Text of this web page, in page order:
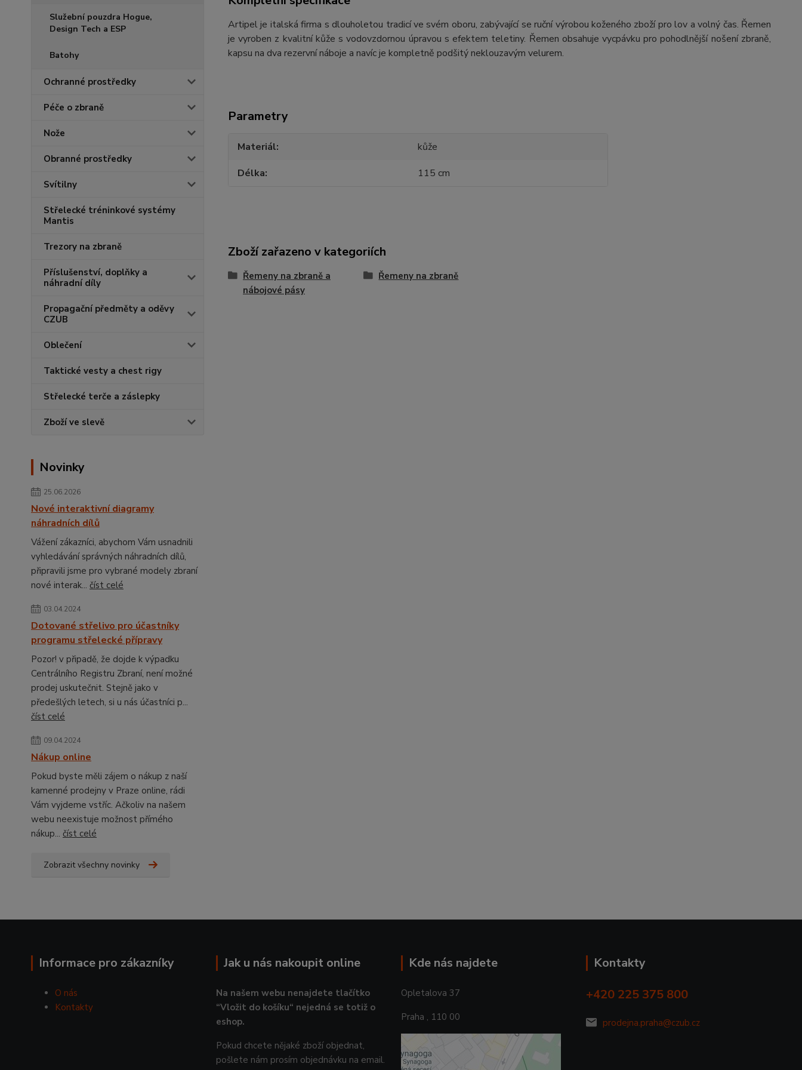
Služební pouzdra Hogue,
Design Tech a ESP
Batohy
Ochranné prostředky
Péče o zbraně
Nože
Obranné prostředky
Svítilny
Střelecké tréninkové systémy
Mantis
Trezory na zbraně
Příslušenství, doplňky a
náhradní díly
Propagační předměty a oděvy
CZUB
Oblečení
Taktické vesty a chest rigy
Střelecké terče a záslepky
Zboží ve slevě
Novinky
25.06.2026
Nové interaktivní diagramy
náhradních dílů
Vážení zákazníci, abychom Vám usnadnili
vyhledávání správných náhradních dílů,
připravili jsme pro vybrané modely zbraní
nové interak... číst celé
03.04.2024
Dotované střelivo pro účastníky
programu střelecké přípravy
Pozor! v připadě, že dojde k výpadku
Centrálního Registru Zbraní, není možné
prodej uskutečnit. Stejně jako v
předešlých letech, si u nás účastníci p...
číst celé
09.04.2024
Nákup online
Pokud byste měli zájem o nákup z naší
kamenné prodejny v Praze online, rádi
Vám vyjdeme vstříc. Ačkoliv na našem
webu neexistuje možnost přímého
nákup... číst celé
Zobrazit všechny novinky
Artipel je italská firma s dlouholetou tradicí ve svém oboru, zabývající se ruční výrobou koženého zboží pro lov a volný čas. Řemen
je vyroben z kvalitní kůže s vodovzdornou úpravou s efektem teletiny. Řemen obsahuje vycpávku pro pohodlnější nošení zbraně,
kapsu na dva rezervní náboje a navíc je kompletně podšitý neklouzavým velurem.
Parametry
Materiál
kůže
Délka
115 cm
Zboží zařazeno v kategoriích
Řemeny na zbraně a
nábojové pásy
Řemeny na zbraně
Informace pro zákazníky
O nás
Kontakty
Jak u nás nakoupit online
Na našem webu nenajdete tlačítko
“Vložit do košíku“ nejedná se totiž o
eshop.
Pokud chcete nějaké zboží objednat,
pošlete nám prosím objednávku na email.
Kde nás najdete
Opletalova 37
Praha , 110 00
Kontakty
+420 225 375 800
prodejna.praha@czub.cz